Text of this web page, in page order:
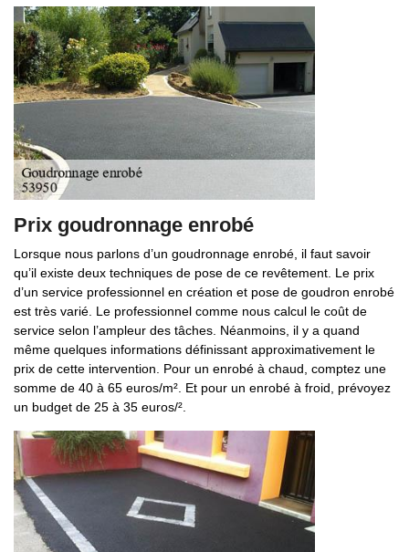
Prix goudronnage enrobé
Lorsque nous parlons d’un goudronnage enrobé, il faut savoir
qu’il existe deux techniques de pose de ce revêtement. Le prix
d’un service professionnel en création et pose de goudron enrobé
est très varié. Le professionnel comme nous calcul le coût de
service selon l’ampleur des tâches. Néanmoins, il y a quand
même quelques informations définissant approximativement le
prix de cette intervention. Pour un enrobé à chaud, comptez une
somme de 40 à 65 euros/m². Et pour un enrobé à froid, prévoyez
un budget de 25 à 35 euros/².